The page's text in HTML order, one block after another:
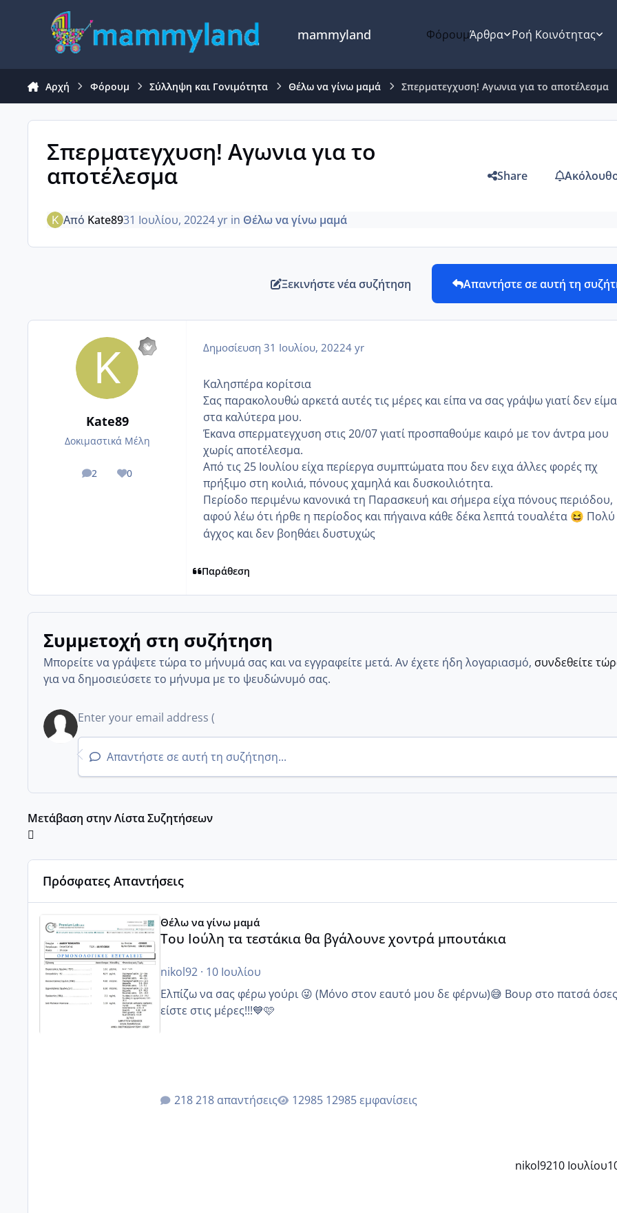
Μετάβαση σε περιεχόμενο
mammyland ΦόρουμΆρθρα Ροή Κοινότητας
Αρχή Φόρουμ Σύλληψη και Γονιμότητα Θέλω να γίνω μαμά Σπερματεγχυση! Αγωνια για το αποτέλεσμα
Σπερματεγχυση! Αγωνια για το
αποτέλεσμα
Share
Από Kate8931 Ιουλίου, 20224 yr in Θέλω να γίνω μαμά
Ξεκινήστε νέα συζήτηση Απαντήστε σε αυτή τη
Kate89
Δοκιμαστικά Μέλη
2
posts 0
Reputation
Δημοσίευση 31 Ιουλίου, 20224 yr
Καλησπέρα κορίτσια
Σας παρακολουθώ αρκετά αυτές τις μέρες και είπα να σας γράψω γιατί δεν
στα καλύτερα μου.
Έκανα σπερματεγχυση στις 20/07 γιατί προσπαθούμε καιρό με τον άντρα μου
χωρίς αποτέλεσμα.
Από τις 25 Ιουλίου είχα περίεργα συμπτώματα που δεν ειχα άλλες φορές πχ
πρήξιμο στη κοιλιά, πόνους χαμηλά και δυσκοιλιότητα.
Περίοδο περιμένω κανονικά τη Παρασκευή και σήμερα είχα πόνους περιόδου,
αφού λέω ότι ήρθε η περίοδος και πήγαινα κάθε δέκα λεπτά τουαλέτα 😆 Πολύ
άγχος και δεν βοηθάει δυστυχώς
Παράθεση
Συμμετοχή στη συζήτηση
Μπορείτε να γράψετε τώρα το μήνυμά σας και να εγγραφείτε μετά. Αν έχετε ήδη λογαριασμό, συνδεθείτε
για να δημοσιεύσετε το μήνυμα με το ψευδώνυμό σας.
Απαντήστε σε αυτή τη συζήτηση...
Μετάβαση στην Λίστα Συζητήσεων
Πρόσφατες Απαντήσεις
Θέλω να γίνω μαμά
Του Ιούλη τα τεστάκια θα βγάλουνε χοντρά μπουτάκια
nikol92· 10 Ιουλίου
Ελπίζω να σας φέρω γούρι 😜 (Μόνο στον εαυτό μου δε φέρνω)😅 Βουρ στο πατσά όσες
είστε στις μέρες!!!💙🩷
218 απαντήσεις 12985 εμφανίσεις
nikol9210 Ιουλίου